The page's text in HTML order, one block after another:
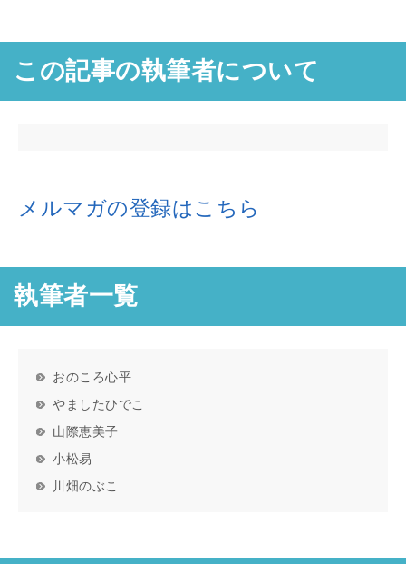
この記事の執筆者について
メルマガの登録はこちら
執筆者一覧
おのころ心平
やましたひでこ
山際恵美子
小松易
川畑のぶこ